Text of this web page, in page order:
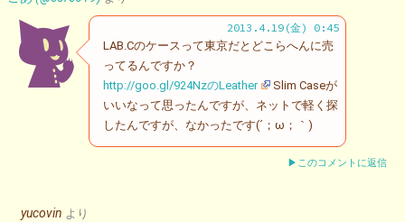
2013.4.19(金) 0:45
LAB.Cのケースって東京だとどこらへんに売
ってるんですか？
http://goo.gl/924NzのLeather
Slim Caseが
いいなって思ったんですが、ネットで軽く探
したんですが、なかったです(´；ω；｀)
▶このコメントに返信
yucovin より